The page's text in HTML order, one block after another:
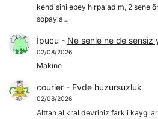
kendisini epey hırpaladım, 2 sene
sopayla…
İpucu - Ne senle ne de sensiz
02/08/2026
Makine
courier- Evde huzursuzluk
02/08/2026
Alttan al kral devriniz farkli